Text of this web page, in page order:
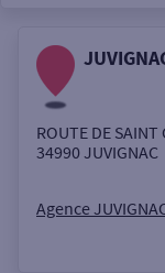
ROUTE DE SAINT
34990JUVIGNAC
Agence